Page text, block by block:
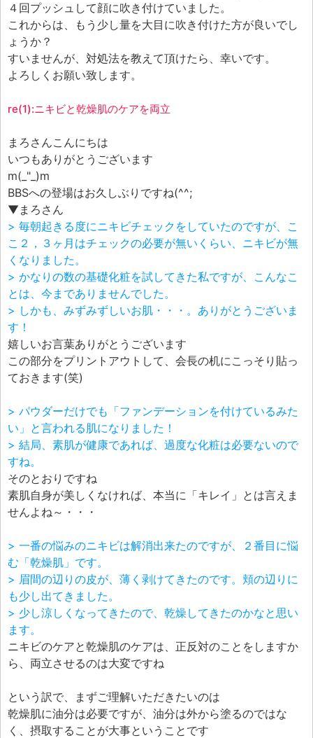
４回プッシュして顔に吹き付けていました。
これからは、もう少し量を大目に吹き付けた方が良いでし
ょうか？
すいませんが、対処法を教えて頂けたら、幸いです。
よろしくお願い致します。
re(1):ニキビと乾燥肌のケアを両立
まろさんこんにちは
いつもありがとうございます
m(_"_)m
BBSへの登場はお久しぶりですね(^^;
▼まろさん
> 毎朝起きる度にニキビチェックをしていたのですが、こ
こ２，３ヶ月はチェックの必要が無いくらい、ニキビが無
くなりました。
> かなりの数の基礎化粧を試してきた私ですが、こんなこ
とは、今までありませんでした。
> しかも、みずみずしいお肌・・・。ありがとうございま
す！
嬉しいお言葉ありがとうございます
この部分をプリントアウトして、会長の机にこっそり貼っ
ておきます(笑)
> パウダーだけでも「ファンデーションを付けているみた
い」と言われる肌になりました！
> 結局、素肌が健康であれば、過度な化粧は必要ないので
すね。
そのとおりですね
素肌自身が美しくなければ、本当に「キレイ」とは言えま
せんよね～・・・
> 一番の悩みのニキビは解消出来たのですが、２番目に悩
む「乾燥肌」です。
> 眉間の辺りの皮が、薄く剥けてきたのです。頬の辺りに
も少し出てきました。
> 少し涼しくなってきたので、乾燥してきたのかなと思い
ます。
ニキビのケアと乾燥肌のケアは、正反対のことをしますか
ら、両立させるのは大変ですね
という訳で、まずご理解いただきたいのは
乾燥肌に油分は必要ですが、油分は外から塗るのではな
く、摂取することが大事ということです